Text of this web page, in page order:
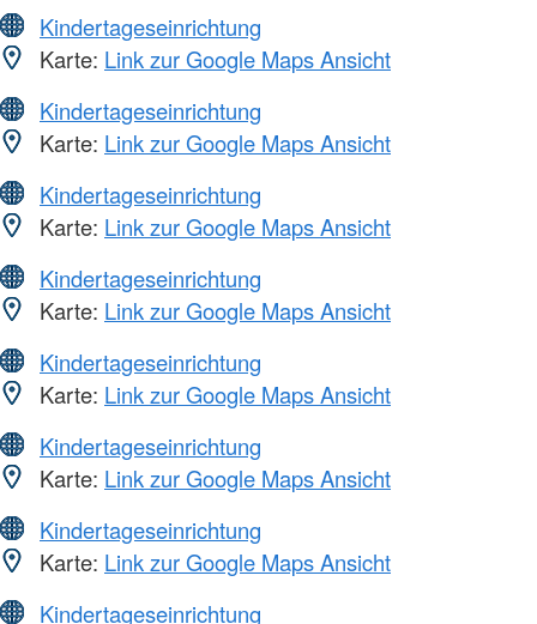
Kindertageseinrichtung
Karte: Link zur Google Maps Ansicht
Kindertageseinrichtung
Karte: Link zur Google Maps Ansicht
Kindertageseinrichtung
Karte: Link zur Google Maps Ansicht
Kindertageseinrichtung
Karte: Link zur Google Maps Ansicht
Kindertageseinrichtung
Karte: Link zur Google Maps Ansicht
Kindertageseinrichtung
Karte: Link zur Google Maps Ansicht
Kindertageseinrichtung
Karte: Link zur Google Maps Ansicht
Kindertageseinrichtung